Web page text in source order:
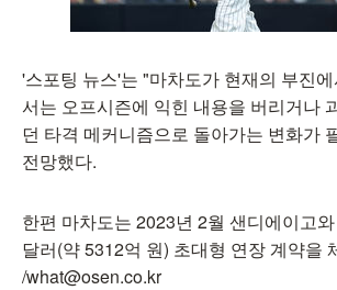
'스포팅 뉴스'는 "마차도가 현재의 부진
서는 오프시즌에 익힌 내용을 버리거나
던 타격 메커니즘으로 돌아가는 변화가
전망했다.
한편 마차도는 2023년 2월 샌디에이고
달러(약 5312억 원) 초대형 연장 계약을
/what@osen.co.kr